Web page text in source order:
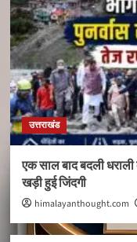
उत्तराखंड
एक साल बाद बदली
खड़ी हुई जिंदगी
himalayanthought.com